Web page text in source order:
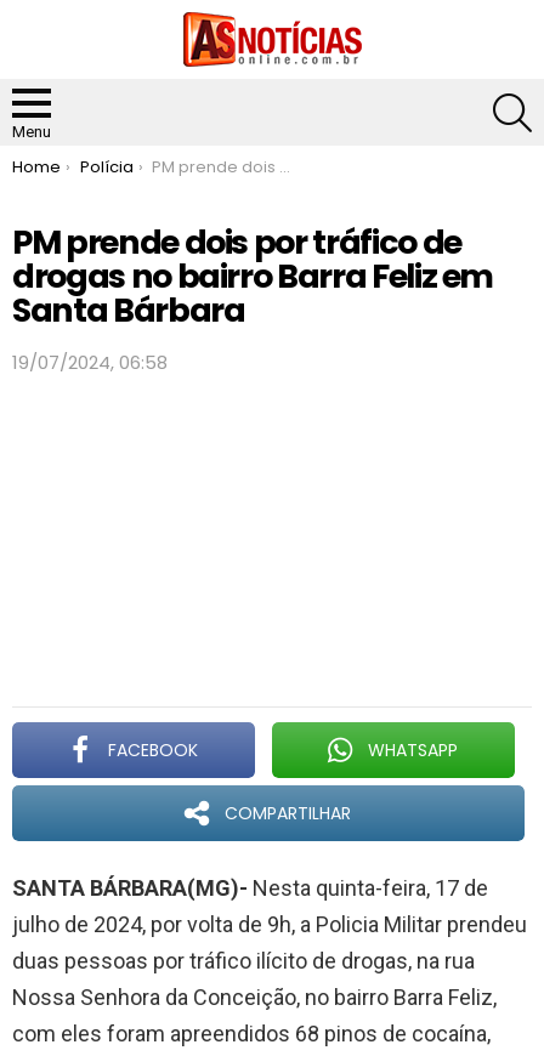
Menu
You are here:
Home Polícia PM prende dois por tráfico de drogas no bairro Barra Feliz em Santa Bárbara
PM prende dois por tráfico de
drogas no bairro Barra Feliz em
Santa Bárbara
19/07/2024, 06:58
FACEBOOK WHATSAPP
COMPARTILHAR
SANTA BÁRBARA(MG)- Nesta quinta-feira, 17 de
julho de 2024, por volta de 9h, a Policia Militar prendeu
duas pessoas por tráfico ilícito de drogas, na rua
Nossa Senhora da Conceição, no bairro Barra Feliz,
com eles foram apreendidos 68 pinos de cocaína,